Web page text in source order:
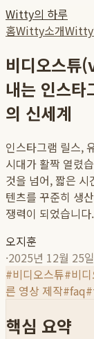
Witty의 하루
홈Witty소개
비디오스
내는 인스타
의 신세계
인스타그램 릴스,
시대가 활짝 열렸
것을 넘어, 짧은
텐츠를 꾸준히 생
쟁력이 되었습니
오지훈
·2025년 12월 25일
#비디오스튜#비
른 영상 제작#faq#
핵심 요약